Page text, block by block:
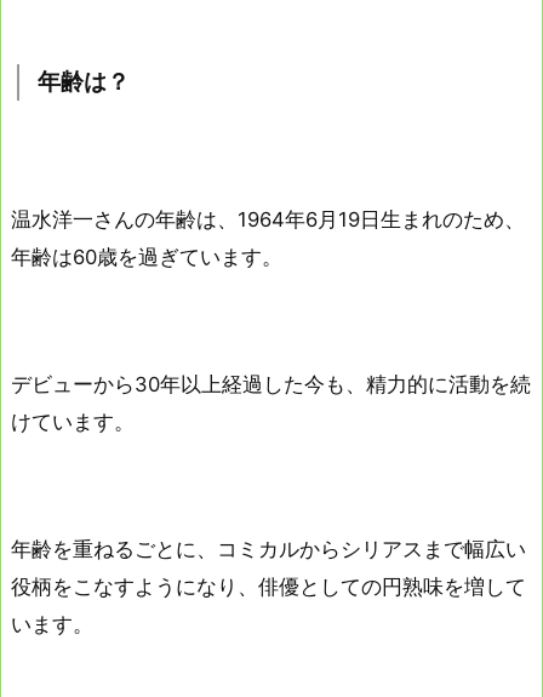
年齢は？
温水洋一さんの年齢は、1964年6月19日生まれのため、
年齢は60歳を過ぎています。
デビューから30年以上経過した今も、精力的に活動を続
けています。
年齢を重ねるごとに、コミカルからシリアスまで幅広い
役柄をこなすようになり、俳優としての円熟味を増して
います。